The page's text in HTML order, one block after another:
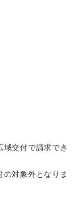
交付で請求でき
対象外となりま